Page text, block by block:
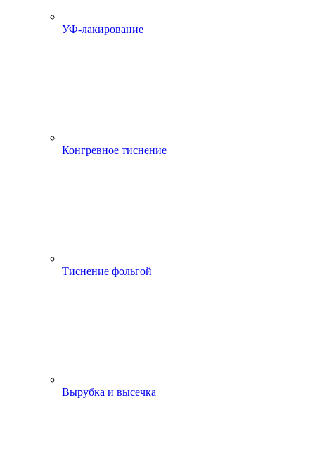
УФ-лакирование
Конгревное тиснение
Тиснение фольгой
Вырубка и высечка